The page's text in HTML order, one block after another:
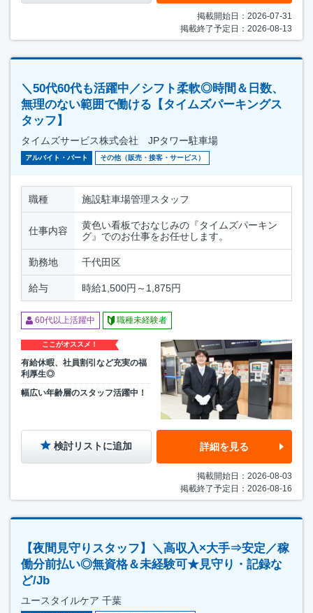
掲載開始日：2026-07-31
掲載終了予定日：2026-08-13
＼50代60代も活躍中／シフト柔軟◎時間＆日数、
無理のない範囲で働ける【タイムズパーキングス
タッフ】
タイムズサービス株式会社 JPタワー駐車場
アルバイト・パート その他（販売・接客・サービス）
職種 施設駐車場管理スタッフ
仕事内容
黄色い看板でおなじみの『タイムズパーキン
グ』でのお仕事をお任せします。
勤務地 千代田区
給与 時給1,500円～1,875円
60代以上活躍中 職種未経験者
ここがオススメ！
有給休暇、社員割引など充実の福
利厚生◎
幅広い年齢層のスタッフ活躍中！
検討リストに追加 詳細を見る
掲載開始日：2026-08-03
掲載終了予定日：2026-08-16
【夜間見守りスタッフ】＼高収入×大手⇒安定／稼
働分前払い◎無資格＆未経験可★見守り・記録な
ど/Jb
ユースタイルケア 千葉